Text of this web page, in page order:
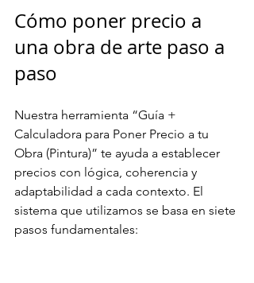
Cómo poner precio a
una obra de arte paso a
paso
Nuestra herramienta “Guía +
Calculadora para Poner Precio a tu
Obra (Pintura)” te ayuda a establecer
precios con lógica, coherencia y
adaptabilidad a cada contexto. El
sistema que utilizamos se basa en siete
pasos fundamentales: